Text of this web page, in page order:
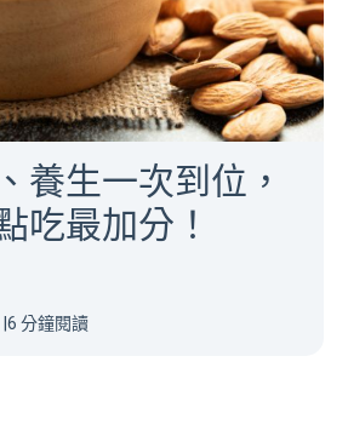
養生一次到位，
吃最加分！
6 分鐘閱讀